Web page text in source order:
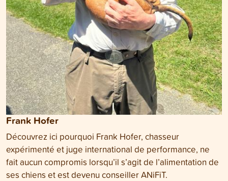
Frank Hofer
Découvrez ici pourquoi Frank Hofer, chasseur
expérimenté et juge international de performance, ne
fait aucun compromis lorsqu’il s’agit de l’alimentation de
ses chiens et est devenu conseiller ANiFiT.